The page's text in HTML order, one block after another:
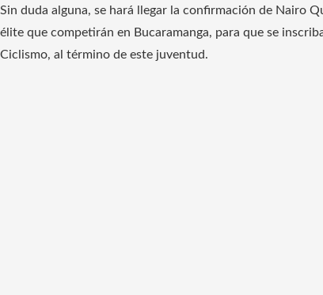
Sin duda alguna, se hará llegar la confirmación de Nairo
élite que competirán en Bucaramanga, para que se
Ciclismo, al término de este juventud.